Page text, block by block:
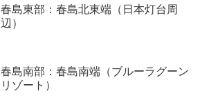
春島東部：春島北東端（日本灯台周
辺）
春島南部：春島南端（ブルーラグーン
リゾート）